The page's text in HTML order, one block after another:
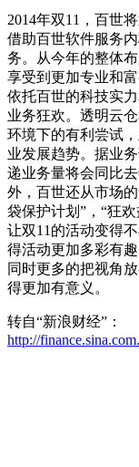
2014年双11，百世
借助百世软件服务
务。从今年的整体
享受到更加专业和
依托百世的科技实
业务狂欢。透明云
环境下的有利尝试
业发展趋势。据业
递业务量将会同比
外，百世还从市场
袋保护计划”，“狂
让双11的活动变得
得活动更加多彩有
同时更多的把视角
得更加有意义。
转自“新浪财经”：
http://